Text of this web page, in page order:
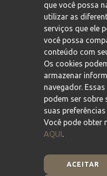
que você possa
utilizar as
serviços que ele
você possa
conteúdo com
Os cookies
armazenar
navegador.
podem ser sobre
suas
Você pode obter
AQUI.
ACEITAR